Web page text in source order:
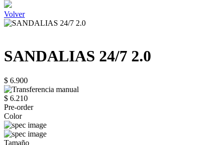
Volver
SANDALIAS 24/7 2.0
$ 6.900
$ 6.210
Pre-order
Color
Tamaño